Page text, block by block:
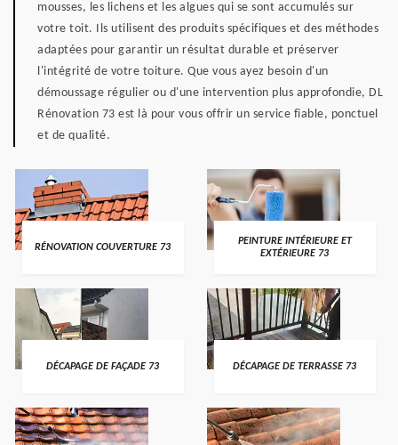
mousses, les lichens et les algues qui se sont accumulés sur
votre toit. Ils utilisent des produits spécifiques et des méthodes
adaptées pour garantir un résultat durable et préserver
l'intégrité de votre toiture. Que vous ayez besoin d'un
démoussage régulier ou d'une intervention plus approfondie, DL
Rénovation 73 est là pour vous offrir un service fiable, ponctuel
et de qualité.
RÉNOVATION COUVERTURE 73
PEINTURE INTÉRIEURE ET
EXTÉRIEURE 73
DÉCAPAGE DE FAÇADE 73 DÉCAPAGE DE TERRASSE 73